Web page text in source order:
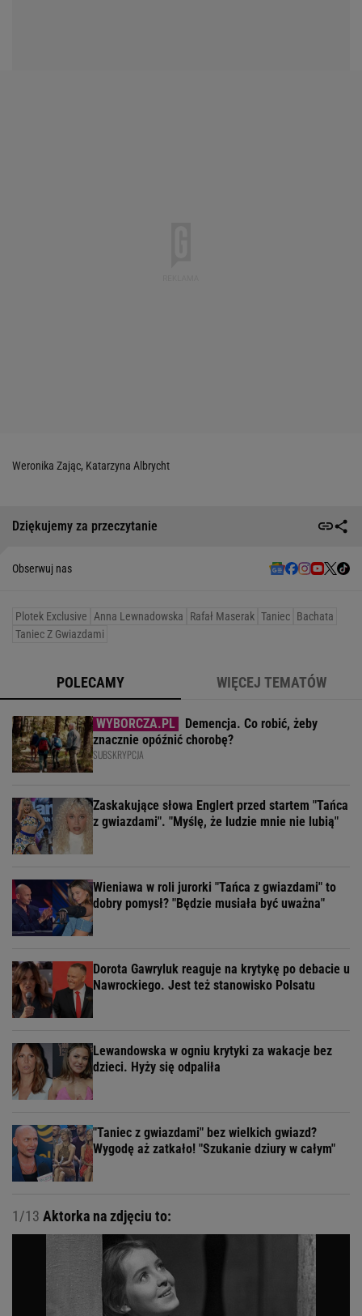
Weronika Zając, Katarzyna Albrycht
Dziękujemy za przeczytanie
Obserwuj nas
Plotek Exclusive Anna Lewnadowska Rafał Maserak Taniec Bachata
Taniec Z Gwiazdami
POLECAMY WIĘCEJ TEMATÓW
Demencja. Co robić, żeby
znacznie opóźnić chorobę?
SUBSKRYPCJA
Zaskakujące słowa Englert przed startem "Tańca
z gwiazdami". "Myślę, że ludzie mnie nie lubią"
Wieniawa w roli jurorki "Tańca z gwiazdami" to
dobry pomysł? "Będzie musiała być uważna"
Dorota Gawryluk reaguje na krytykę po debacie u
Nawrockiego. Jest też stanowisko Polsatu
Lewandowska w ogniu krytyki za wakacje bez
dzieci. Hyży się odpaliła
"Taniec z gwiazdami" bez wielkich gwiazd?
Wygodę aż zatkało! "Szukanie dziury w całym"
1/13 Aktorka na zdjęciu to: